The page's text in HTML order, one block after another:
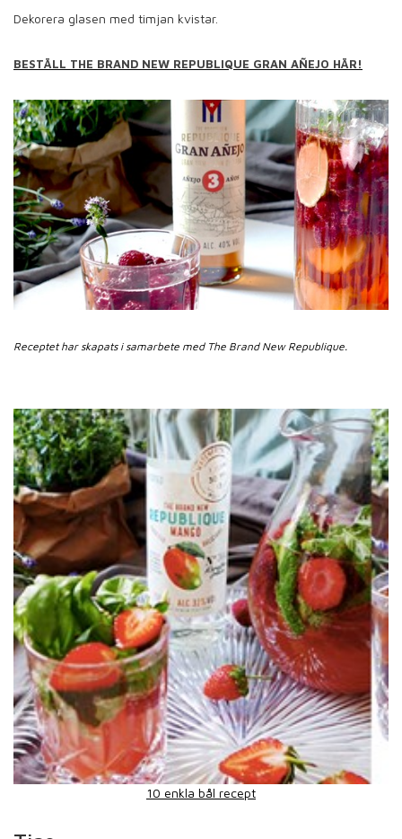
Dekorera glasen med timjan kvistar.
BESTÄLL THE BRAND NEW REPUBLIQUE GRAN AÑEJO HÄR!
Receptet har skapats i samarbete med The Brand New Republique.
10 enkla bål recept